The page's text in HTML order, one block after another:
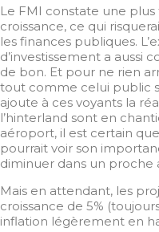
Le FMI constate une
croissance, ce qui
les finances publiques.
d’investissement a aussi
de bon. Et pour ne rien
tout comme celui public
ajoute à ces voyants la
l’hinterland sont en
aéroport, il est certain
pourrait voir son
diminuer dans un proche
Mais en attendant, les
croissance de 5%
inflation légèrement en